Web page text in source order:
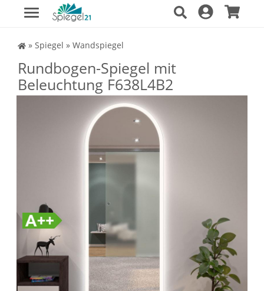
Spiegel Shop
» Spiegel » Wandspiegel
Rundbogen-Spiegel mit
Beleuchtung F638L4B2